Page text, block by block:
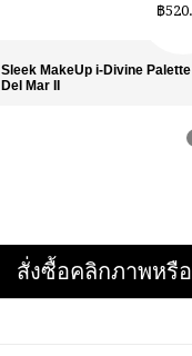
Sleek MakeUp i-Divine
Del Mar II
฿
สั่งซื้อคลิกภาพหรื